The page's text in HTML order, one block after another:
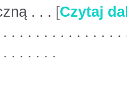
. . . [Czytaj
. . . . . . . . . . . . .
. . . . . .